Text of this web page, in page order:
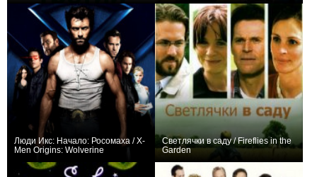
Люди Икс: Начало: Росомаха / X-
Men Origins: Wolverine
Светлячки в саду / Fireflies in the
Garden